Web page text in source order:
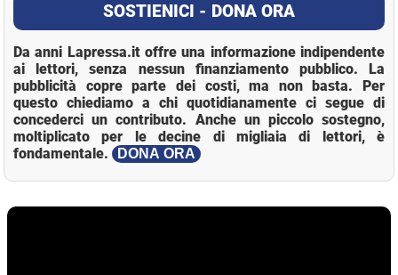
SOSTIENICI - DONA ORA
Da anni Lapressa.it offre una informazione indipendente
ai lettori, senza nessun finanziamento pubblico. La
pubblicità copre parte dei costi, ma non basta. Per
questo chiediamo a chi quotidianamente ci segue di
concederci un contributo. Anche un piccolo sostegno,
moltiplicato per le decine di migliaia di lettori, è
fondamentale.
DONA ORA